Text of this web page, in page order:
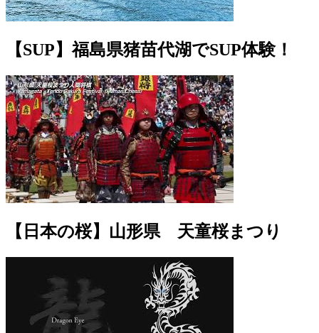
【SUP】福島県猪苗代湖でSUP体験！
【日本の桜】山形県 天童桜まつり